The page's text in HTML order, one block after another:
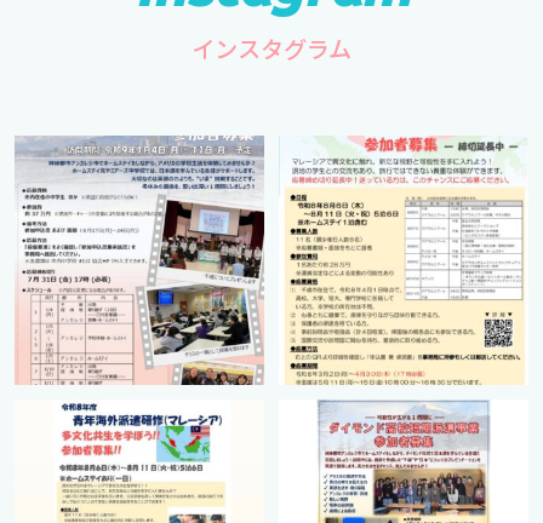
インスタグラム
cts.international.friendship
7月 1
cts.international.friendship
4月 16
cts.international.friendship
2月 27
cts.international.friendship
8月 12